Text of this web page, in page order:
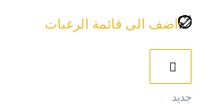
اضف الى قائمة الرغبات
جديد